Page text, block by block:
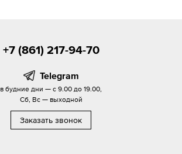
+7 (861) 217-94-70
Telegram
в будние дни — с 9.00 до 19.00,
Сб, Вс — выходной
Заказать звонок